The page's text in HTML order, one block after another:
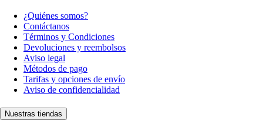
¿Quiénes somos?
Contáctanos
Términos y Condiciones
Devoluciones y reembolsos
Aviso legal
Métodos de pago
Tarifas y opciones de envío
Aviso de confidencialidad
Nuestras tiendas